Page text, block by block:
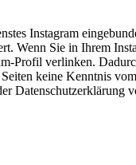
Instagram
Wenn Sie in Ihrem
Profil verlinken.
keine Kenntnis
Datenschutzerklärung